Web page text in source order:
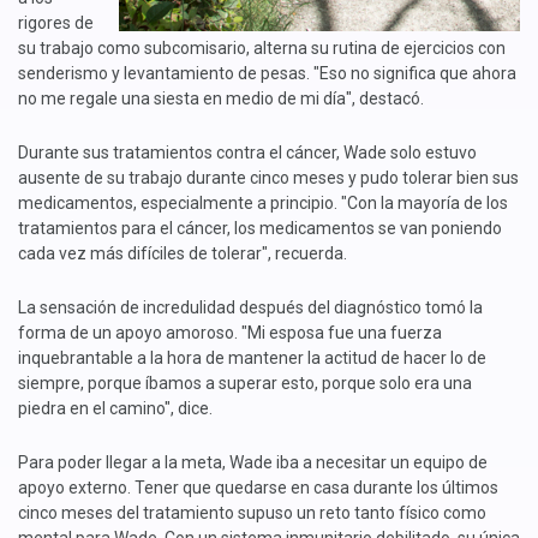
rigores de
su trabajo como subcomisario, alterna su rutina de ejercicios con
senderismo y levantamiento de pesas. "Eso no significa que ahora
no me regale una siesta en medio de mi día", destacó.
Durante sus tratamientos contra el cáncer, Wade solo estuvo
ausente de su trabajo durante cinco meses y pudo tolerar bien sus
medicamentos, especialmente a principio. "Con la mayoría de los
tratamientos para el cáncer, los medicamentos se van poniendo
cada vez más difíciles de tolerar", recuerda.
La sensación de incredulidad después del diagnóstico tomó la
forma de un apoyo amoroso. "Mi esposa fue una fuerza
inquebrantable a la hora de mantener la actitud de hacer lo de
siempre, porque íbamos a superar esto, porque solo era una
piedra en el camino", dice.
Para poder llegar a la meta, Wade iba a necesitar un equipo de
apoyo externo. Tener que quedarse en casa durante los últimos
cinco meses del tratamiento supuso un reto tanto físico como